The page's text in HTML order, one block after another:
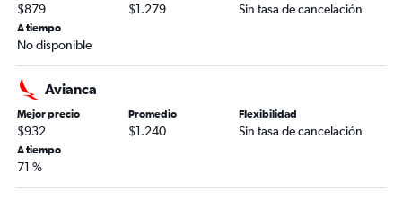
$879 $1.279 Sin tasa de cancelación
A tiempo
No disponible
Avianca
Mejor precio
$932
Promedio
$1.240
Flexibilidad
Sin tasa de cancelación
A tiempo
71 %